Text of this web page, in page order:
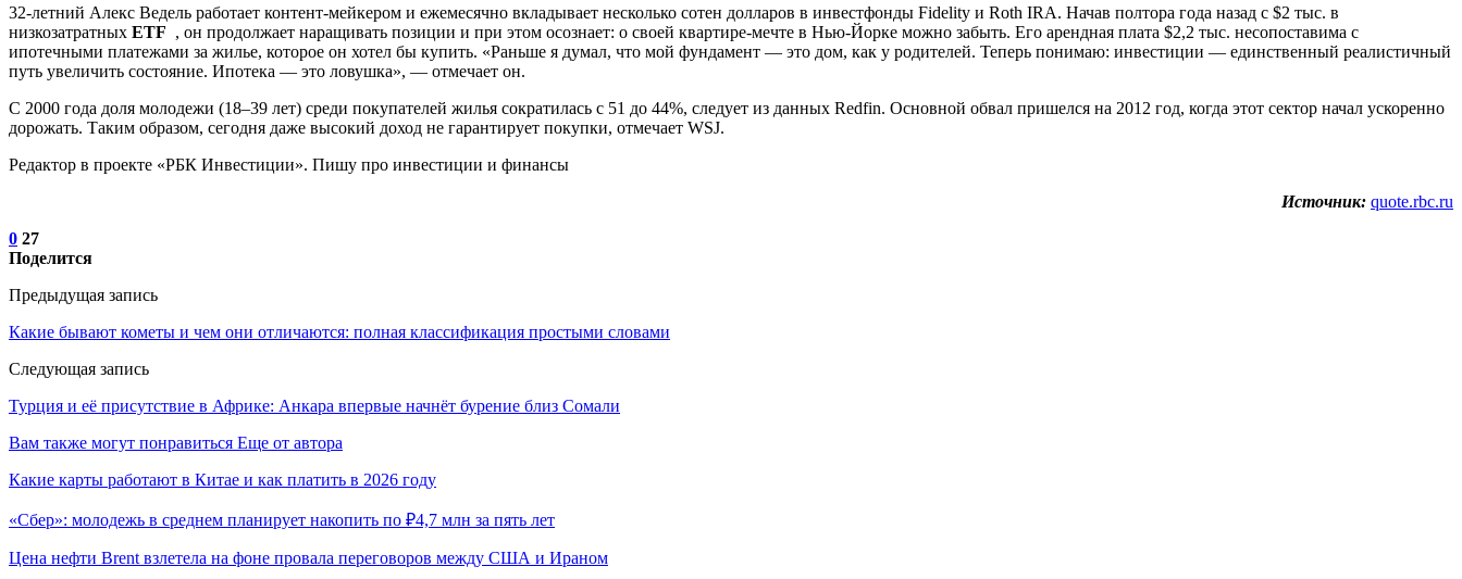
32-летний Алекс Ведель работает контент-мейкером и ежемесячно вкладывает несколько сотен долларов в инвестфонды Fidelity и Roth IRA. Начав полтора года назад с $2 тыс. в
низкозатратных ETF , он продолжает наращивать позиции и при этом осознает: о своей квартире-мечте в Нью-Йорке можно забыть. Его арендная плата $2,2 тыс. несопоставима с
ипотечными платежами за жилье, которое он хотел бы купить. «Раньше я думал, что мой фундамент — это дом, как у родителей. Теперь понимаю: инвестиции — единственный реалистичный
путь увеличить состояние. Ипотека — это ловушка», — отмечает он.
С 2000 года доля молодежи (18–39 лет) среди покупателей жилья сократилась с 51 до 44%, следует из данных Redfin. Основной обвал пришелся на 2012 год, когда этот сектор начал ускоренно
дорожать. Таким образом, сегодня даже высокий доход не гарантирует покупки, отмечает WSJ.
Редактор в проекте «РБК Инвестиции». Пишу про инвестиции и финансы
Источник: quote.rbc.ru
0 27
Поделится
Предыдущая запись
Какие бывают кометы и чем они отличаются: полная классификация простыми словами
Следующая запись
Турция и её присутствие в Африке: Анкара впервые начнёт бурение близ Сомали
Вам также могут понравиться Еще от автора
Какие карты работают в Китае и как платить в 2026 году
«Сбер»: молодежь в среднем планирует накопить по ₽4,7 млн за пять лет
Цена нефти Brent взлетела на фоне провала переговоров между США и Ираном